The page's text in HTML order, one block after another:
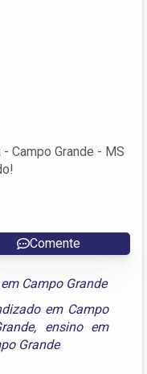
Campo Grande - MS
Comente
Campo Grande
em Campo
, ensino em
Grande